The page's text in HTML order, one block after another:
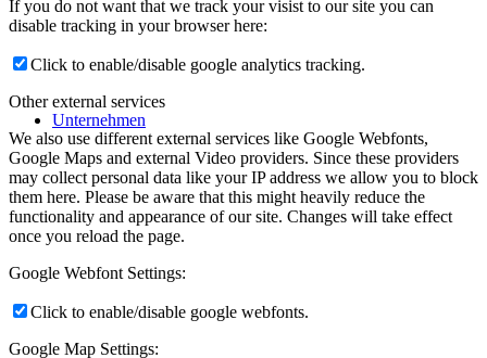
Unternehmen
If you do not want that we track your visist to our site you can
disable tracking in your browser here:
Click to enable/disable google analytics tracking.
Other external services
We also use different external services like Google Webfonts,
Google Maps and external Video providers. Since these providers
may collect personal data like your IP address we allow you to block
them here. Please be aware that this might heavily reduce the
functionality and appearance of our site. Changes will take effect
once you reload the page.
Google Webfont Settings:
Click to enable/disable google webfonts.
Google Map Settings: